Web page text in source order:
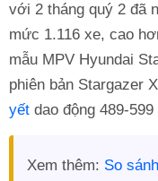
với 2 tháng quý 2 đã
mức 1.116 xe, cao
mẫu MPV Hyundai
phiên bản Stargazer
yết dao động 489-
Xem thêm: So